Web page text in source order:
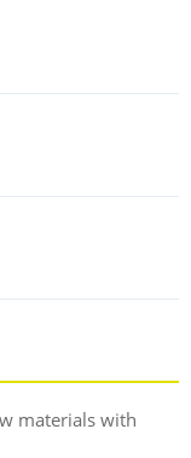
udviklede
materials with